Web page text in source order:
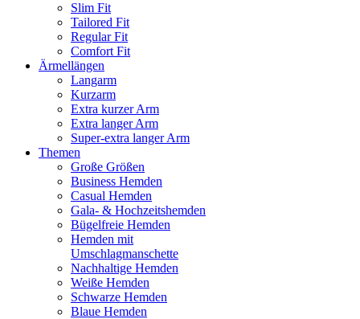
Slim Fit
Tailored Fit
Regular Fit
Comfort Fit
Ärmellängen
Langarm
Kurzarm
Extra kurzer Arm
Extra langer Arm
Super-extra langer Arm
Themen
Große Größen
Business Hemden
Casual Hemden
Gala- & Hochzeitshemden
Bügelfreie Hemden
Hemden mit
Umschlagmanschette
Nachhaltige Hemden
Weiße Hemden
Schwarze Hemden
Blaue Hemden